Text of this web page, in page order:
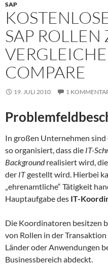
SAP
SAP ROLLEN
COMPARE
19. JULI 2010 1
In großen Unternehmen sind
so organisiert, dass die IT-
Backgroundrealisiert wird,
der ITgestellt wird. Hierbei
„ehrenamtliche“ Tätigkeit
Hauptaufgabe des IT-
Die Koordinatoren besitzen
von Rollen in der
Länder oder Anwendungen
Businessbereich abdeckt.